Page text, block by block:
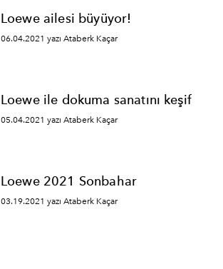
Loewe ailesi büyüyor!
06.04.2021 yazı Ataberk Kaçar
Loewe ile dokuma sanatını keşif
05.04.2021 yazı Ataberk Kaçar
Loewe 2021 Sonbahar
03.19.2021 yazı Ataberk Kaçar